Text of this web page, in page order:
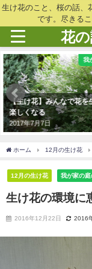
生け花のこと、桜の話、
です。尽きる
花
我
【生け花】みんなで花を
楽しくなる
2017年7月7日
ホーム 12月の生け花
12月の生け花 我が家の庭
生け花の環境に
2016年12月22日 2016